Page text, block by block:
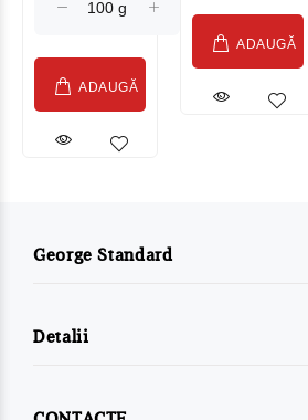
ADAUGĂ
ADAUGĂ
George Standard
Detalii